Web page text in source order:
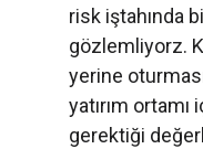
risk iştahında
gözlemliyorz.
yerine
yatırım
gerektiği